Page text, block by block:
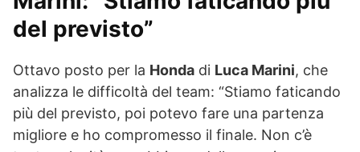
del previsto”
Ottavo posto per la Honda di Luca Marini, che
analizza le difficoltà del team: “Stiamo faticando
più del previsto, poi potevo fare una partenza
migliore e ho compromesso il finale. Non c’è